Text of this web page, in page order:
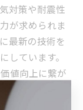
対策や耐震性
が求められま
最新の技術を
しています。
値向上に繋が
の建築現場で
手育成にも貢